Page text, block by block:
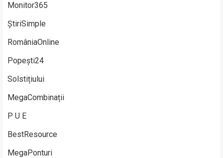
Monitor365
ȘtiriSimple
RomâniaOnline
Popești24
Solstițiului
MegaCombinații
P U E
BestResource
MegaPonturi